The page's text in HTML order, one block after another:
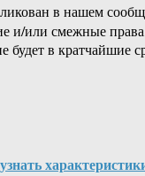
в нашем
и/или смежные
в кратчайшие